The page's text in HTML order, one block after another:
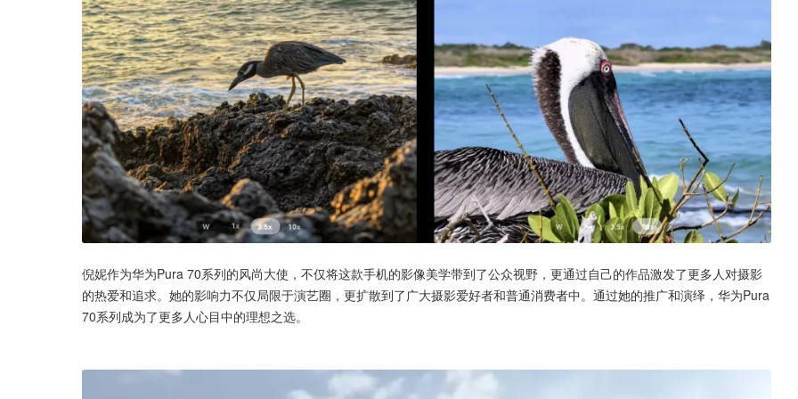
倪妮作为华为Pura 70系列的风尚大使，不仅将这款手机的影像美学带到了公众视野，更通过自己的作品激发了更多人对摄影
的热爱和追求。她的影响力不仅局限于演艺圈，更扩散到了广大摄影爱好者和普通消费者中。通过她的推广和演绎，华为Pura
70系列成为了更多人心目中的理想之选。